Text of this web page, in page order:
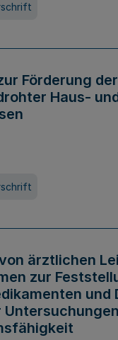
Förderung
Haus-
ärztlichen
zur
und